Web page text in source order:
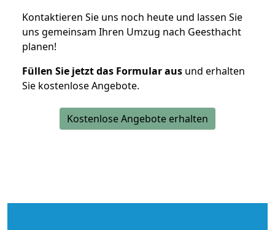
Kontaktieren Sie uns noch heute und lassen Sie
uns gemeinsam Ihren Umzug nach Geesthacht
planen!
Füllen Sie jetzt das Formular aus und erhalten
Sie kostenlose Angebote.
Kostenlose Angebote erhalten